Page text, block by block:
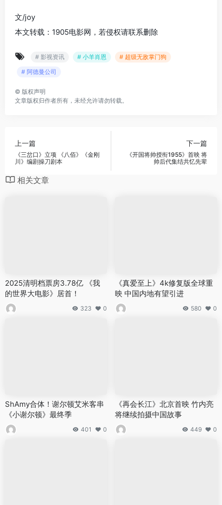
文/joy
本文转载：1905电影网，若侵权请联系删除
# 影视资讯 # 小羊肖恩
# 超级无敌掌门狗
# 阿德曼公司
© 版权声明
文章版权归作者所有，未经允许请勿转载。
上一篇
《三岔口》立项 《八佰》《金刚
川》编剧操刀剧本
下一篇
《开国将帅授衔1955》首映 将
帅后代集结共忆先辈
相关文章
2025清明档票房3.78亿 《我
的世界大电影》居首！
323 0
《真爱至上》4k修复版全球重
映 中国内地有望引进
580 0
ShAmy合体！谢尔顿艾米客串
《小谢尔顿》最终季
401 0
《再会长江》北京首映 竹内亮
将继续拍摄中国故事
449 0